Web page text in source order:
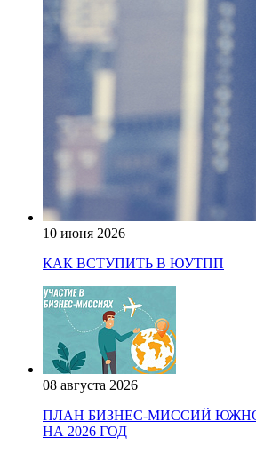
10 июня 2026
КАК ВСТУПИТЬ В ЮУТПП
08 августа 2026
ПЛАН БИЗНЕС-МИССИЙ
НА 2026 ГОД